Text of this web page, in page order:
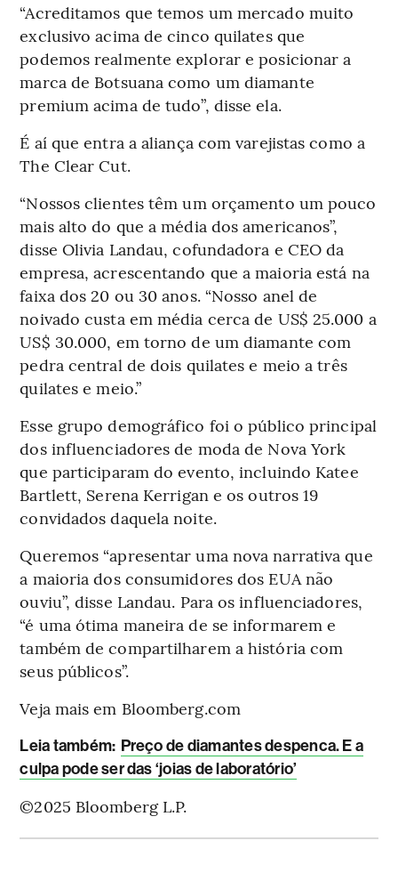
“Acreditamos que temos um mercado muito
exclusivo acima de cinco quilates que
podemos realmente explorar e posicionar a
marca de Botsuana como um diamante
premium acima de tudo”, disse ela.
É aí que entra a aliança com varejistas como a
The Clear Cut.
“Nossos clientes têm um orçamento um pouco
mais alto do que a média dos americanos”,
disse Olivia Landau, cofundadora e CEO da
empresa, acrescentando que a maioria está na
faixa dos 20 ou 30 anos. “Nosso anel de
noivado custa em média cerca de US$ 25.000 a
US$ 30.000, em torno de um diamante com
pedra central de dois quilates e meio a três
quilates e meio.”
Esse grupo demográfico foi o público principal
dos influenciadores de moda de Nova York
que participaram do evento, incluindo Katee
Bartlett, Serena Kerrigan e os outros 19
convidados daquela noite.
Queremos “apresentar uma nova narrativa que
a maioria dos consumidores dos EUA não
ouviu”, disse Landau. Para os influenciadores,
“é uma ótima maneira de se informarem e
também de compartilharem a história com
seus públicos”.
Veja mais em Bloomberg.com
Leia também: Preço de diamantes despenca. E a
culpa pode ser das ‘joias de laboratório’
©2025 Bloomberg L.P.